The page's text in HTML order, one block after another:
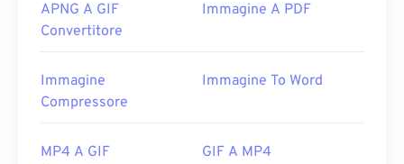
APNG A GIF
Convertitore
Immagine A PDF
Immagine
Compressore
Immagine To Word
MP4 A GIF
GIF A MP4